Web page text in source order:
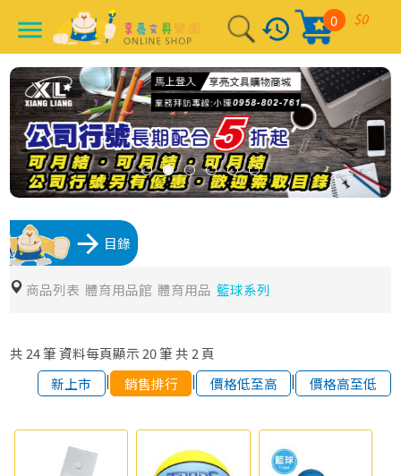
menu history $0
0
arrow_forward 目錄
商品列表 體育用品館 體育用品 籃球系列
共 24筆 資料每頁顯示 20筆 共 2頁
新上市
| 銷售排行 | 價格低至高 | 價格高至低